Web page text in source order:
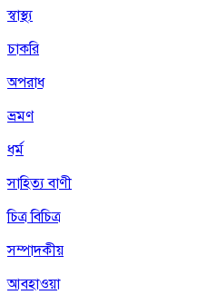
স্বাস্থ্য
চাকরি
অপরাধ
ভ্রমণ
ধর্ম
সাহিত্য বাণী
চিত্র বিচিত্র
সম্পাদকীয়
আবহাওয়া